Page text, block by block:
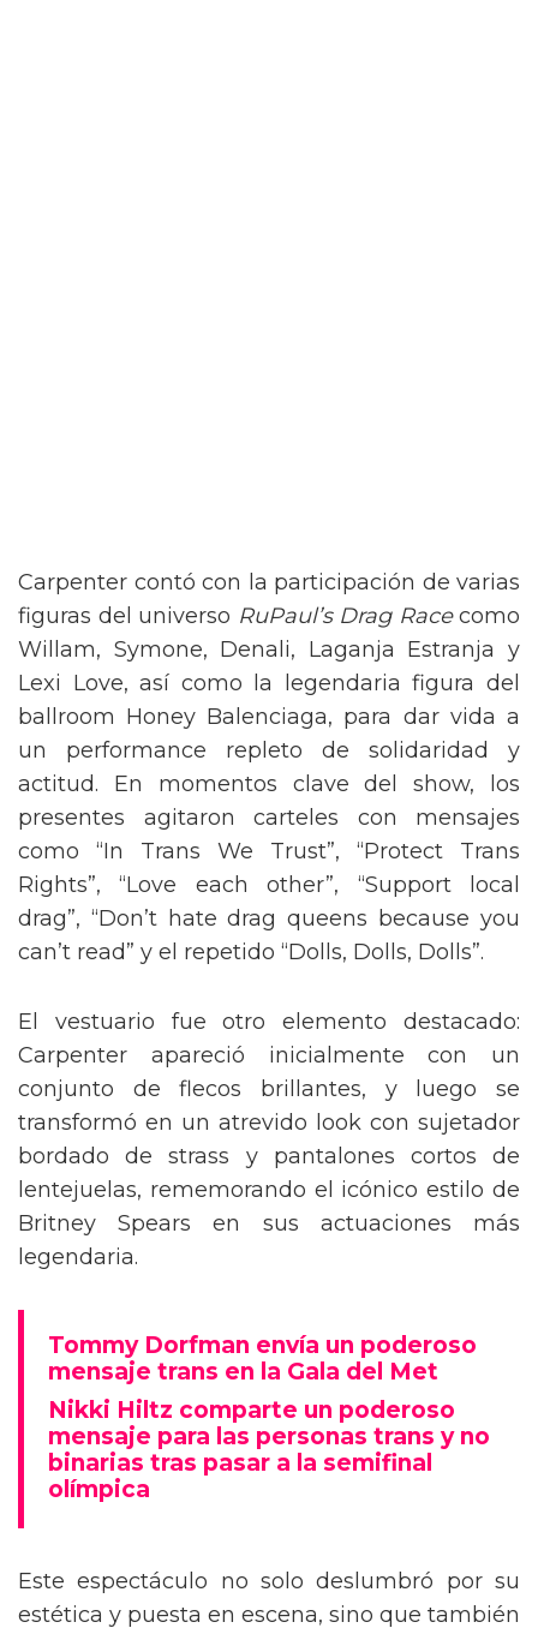
Carpenter contó con la participación de varias
figuras del universo RuPaul’s Drag Racecomo
Willam, Symone, Denali, Laganja Estranja y
Lexi Love, así como la legendaria figura del
ballroom Honey Balenciaga, para dar vida a
un performance repleto de solidaridad y
actitud. En momentos clave del show, los
presentes agitaron carteles con mensajes
como “In Trans We Trust”, “Protect Trans
Rights”, “Love each other”, “Support local
drag”, “Don’t hate drag queens because you
can’t read” y el repetido “Dolls, Dolls, Dolls”.
El vestuario fue otro elemento destacado:
Carpenter apareció inicialmente con un
conjunto de flecos brillantes, y luego se
transformó en un atrevido look con sujetador
bordado de strass y pantalones cortos de
lentejuelas, rememorando el icónico estilo de
Britney Spears en sus actuaciones más
legendaria.
Tommy Dorfman envía un poderoso
mensaje trans en la Gala del Met
Nikki Hiltz comparte un poderoso
mensaje para las personas trans y no
binarias tras pasar a la semifinal
olímpica
Este espectáculo no solo deslumbró por su
estética y puesta en escena, sino que también